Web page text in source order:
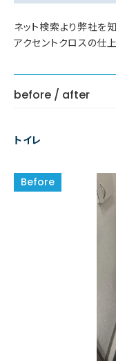
ネット検索より弊社を
アクセントクロスの仕
before / after
トイレ